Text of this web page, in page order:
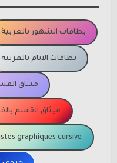
بطاقات الشهور بالعربية
بطاقات الايام بالعربية
ميثاق
ميثاق القسم
graphiques cursive